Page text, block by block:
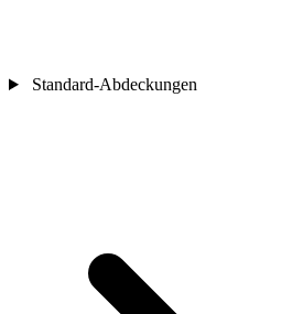
Standard-Abdeckungen